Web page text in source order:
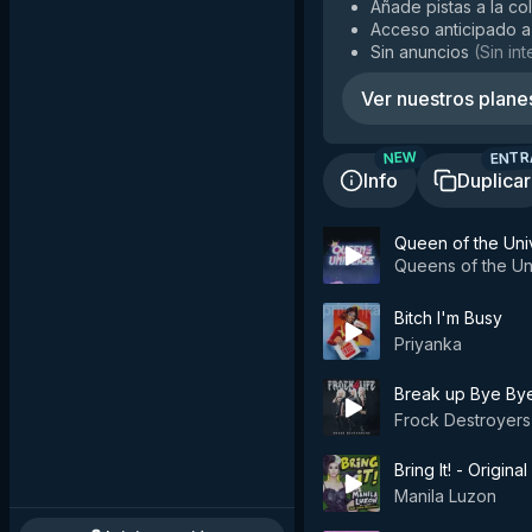
Añade pistas a la
Acceso anticipado
Sin anuncios (Sin
Ver nuestros
Info
NEW
Duplicar
Queen of the
Queens of the
Bitch I'm Busy
Priyanka
Break up Bye
Frock Destroyers
Bring It! - Original
Manila Luzon